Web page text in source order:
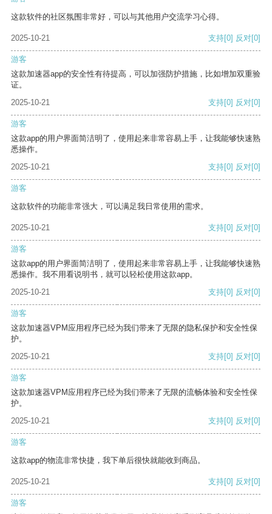
这款软件的社区氛围非常好，可以与其他用户交流学习心得。
2025-10-21 支持[0] 反对[0]
游客
这款加速器app的安全性有待提高，可以加强防护措施，比如增加双重验
证。
2025-10-21
支持[0] 反对[0]
游客
这款app的用户界面简洁明了，使用起来非常容易上手，让我能够快速熟
悉操作。
2025-10-21
支持[0] 反对[0]
游客
这款软件的功能非常强大，可以满足我日常使用的需求。
2025-10-21 支持[0] 反对[0]
游客
这款app的用户界面简洁明了，使用起来非常容易上手，让我能够快速熟
悉操作。我不用看说明书，就可以轻松使用这款app。
2025-10-21
支持[0] 反对[0]
游客
这款加速器VPM应用程序已经为我们带来了无限的隐私保护和安全性保
护。
2025-10-21
支持[0] 反对[0]
游客
这款加速器VPM应用程序已经为我们带来了无限的流畅体验和安全性保
护。
2025-10-21
支持[0] 反对[0]
游客
这款app的物流非常快捷，我下单后很快就能收到商品。
2025-10-21 支持[0] 反对[0]
游客